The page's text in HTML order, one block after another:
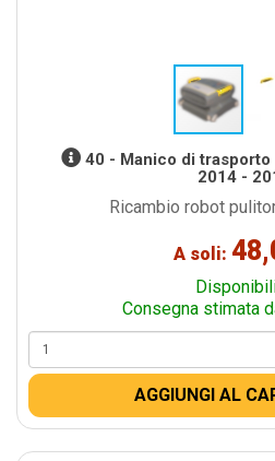
40 - Manico di trasporto
2014 -
Ricambio robot
A soli:
Consegna stimata
AGGIUNGI AL